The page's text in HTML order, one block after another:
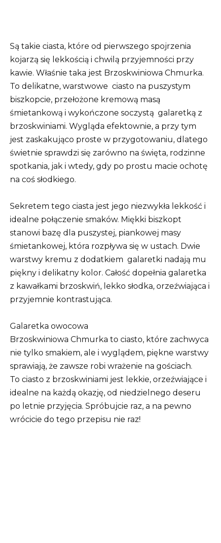
Są takie ciasta, które od pierwszego spojrzenia
kojarzą się lekkością i chwilą przyjemności przy
kawie. Właśnie taka jest Brzoskwiniowa Chmurka.
To delikatne, warstwowe ciasto na puszystym
biszkopcie, przełożone kremową masą
śmietankową i wykończone soczystą galaretką z
brzoskwiniami. Wygląda efektownie, a przy tym
jest zaskakująco proste w przygotowaniu, dlatego
świetnie sprawdzi się zarówno na święta, rodzinne
spotkania, jak i wtedy, gdy po prostu macie ochotę
na coś słodkiego.
Sekretem tego ciasta jest jego niezwykła lekkość i
idealne połączenie smaków. Miękki biszkopt
stanowi bazę dla puszystej, piankowej masy
śmietankowej, która rozpływa się w ustach. Dwie
warstwy kremu z dodatkiem galaretki nadają mu
piękny i delikatny kolor. Całość dopełnia galaretka
z kawałkami brzoskwiń, lekko słodka, orzeźwiająca i
przyjemnie kontrastująca.
Galaretka owocowa
Brzoskwiniowa Chmurka to ciasto, które zachwyca
nie tylko smakiem, ale i wyglądem, piękne warstwy
sprawiają, że zawsze robi wrażenie na gościach.
To ciasto z brzoskwiniami jest lekkie, orzeźwiające i
idealne na każdą okazję, od niedzielnego deseru
po letnie przyjęcia. Spróbujcie raz, a na pewno
wrócicie do tego przepisu nie raz!